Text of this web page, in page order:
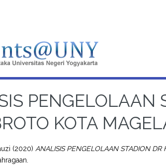
PENGELOLAAN
KOTA
(2020) ANALISIS PENGELOLAAN STADION